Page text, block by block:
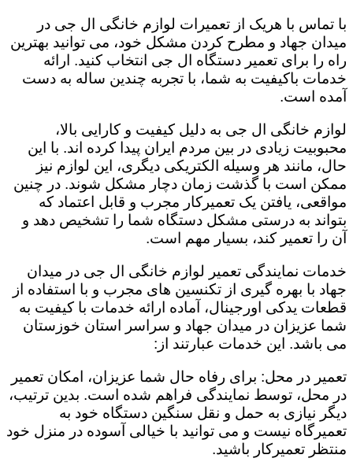
با تماس با هریک از تعمیرات لوازم خانگی ال جی در
میدان جهاد و مطرح کردن مشکل خود، می توانید بهترین
راه را برای تعمیر دستگاه ال جی انتخاب کنید. ارائه
خدمات باکیفیت به شما، با تجربه چندین ساله به دست
آمده است.
لوازم خانگی ال جی به دلیل کیفیت و کارایی بالا،
محبوبیت زیادی در بین مردم ایران پیدا کرده اند. با این
حال، مانند هر وسیله الکتریکی دیگری، این لوازم نیز
ممکن است با گذشت زمان دچار مشکل شوند. در چنین
مواقعی، یافتن یک تعمیرکار مجرب و قابل اعتماد که
بتواند به درستی مشکل دستگاه شما را تشخیص دهد و
آن را تعمیر کند، بسیار مهم است.
خدمات نمایندگی تعمیر لوازم خانگی ال جی در میدان
جهاد با بهره گیری از تکنسین های مجرب و با استفاده از
قطعات یدکی اورجینال، آماده ارائه خدمات با کیفیت به
شما عزیزان در میدان جهاد و سراسر استان خوزستان
می باشد. این خدمات عبارتند از:
تعمیر در محل: برای رفاه حال شما عزیزان، امکان تعمیر
در محل، توسط نمایندگی فراهم شده است. بدین ترتیب،
دیگر نیازی به حمل و نقل سنگین دستگاه خود به
تعمیرگاه نیست و می توانید با خیالی آسوده در منزل خود
منتظر تعمیرکار باشید.